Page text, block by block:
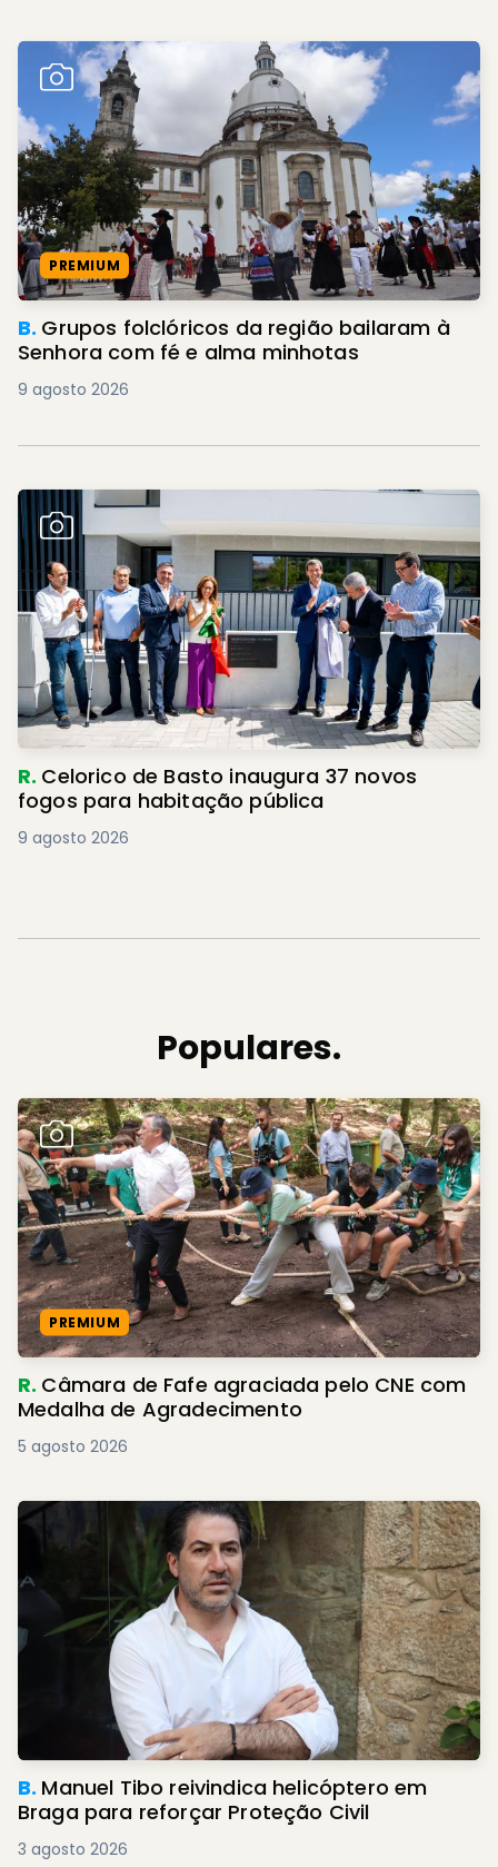
PREMIUM
B. Grupos folclóricos da região bailaram à
Senhora com fé e alma minhotas
9 agosto 2026
R. Celorico de Basto inaugura 37 novos
fogos para habitação pública
9 agosto 2026
Populares.
PREMIUM
R. Câmara de Fafe agraciada pelo CNE com
Medalha de Agradecimento
5 agosto 2026
B. Manuel Tibo reivindica helicóptero em
Braga para reforçar Proteção Civil
3 agosto 2026